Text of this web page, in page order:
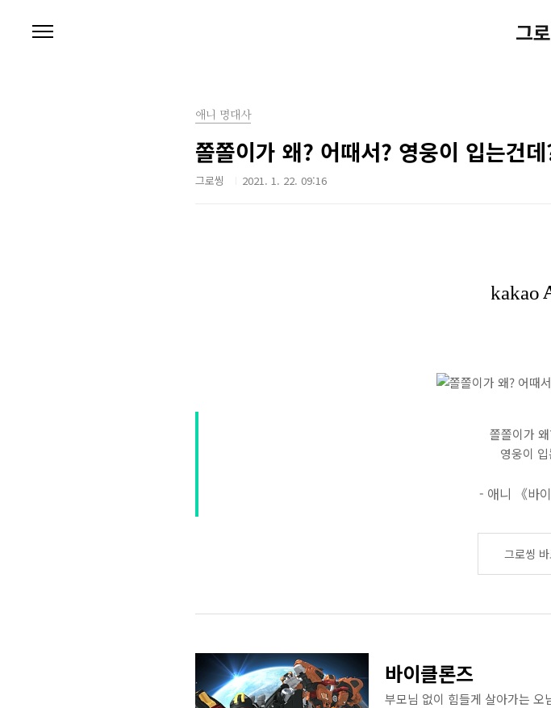
그
애니 명대사
쫄쫄이가 왜? 어때서? 영웅이 입는건
그로씽 2021. 1. 22. 09:16
쫄쫄이가
영웅이
- 애니 《바
그로씽
바이클론즈
부모님 없이 힘들게 살아가는 오